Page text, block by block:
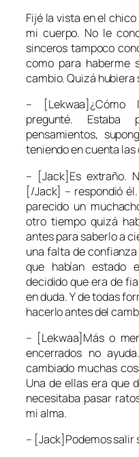
Fijé la vista en el
mi cuerpo. No le
sinceros tampoco
como para haberme
cambio. Quizá hubiera
–
pregunté. Estaba
pensamientos,
teniendo en cuenta
– [Jack]Es extraño.
[/Jack] – respondió
parecido un
otro tiempo quizá
antes para saberlo a
una falta de
que habían estado
decidido que era de
en duda. Y de todas
hacerlo antes del
– [Lekwaa]Más o
encerrados no
cambiado muchas
Una de ellas era que
necesitaba pasar
mi alma.
– [Jack]Podemos salir